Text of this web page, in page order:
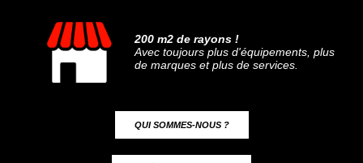
200 m2 de rayons !
Avec toujours plus d'équipements, plus
de marques et plus de services.
QUI SOMMES-NOUS ?